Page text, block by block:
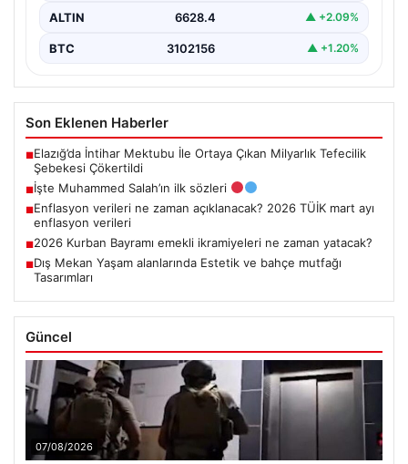
ALTIN 6628.4 ▲ +2.09%
BTC 3102156 ▲ +1.20%
Son Eklenen Haberler
■Elazığ’da İntihar Mektubu İle Ortaya Çıkan Milyarlık Tefecilik
Şebekesi Çökertildi
■İşte Muhammed Salah’ın ilk sözleri
■Enflasyon verileri ne zaman açıklanacak? 2026 TÜİK mart ayı
enflasyon verileri
■2026 Kurban Bayramı emekli ikramiyeleri ne zaman yatacak?
■Dış Mekan Yaşam alanlarında Estetik ve bahçe mutfağı
Tasarımları
Güncel
07/08/2026